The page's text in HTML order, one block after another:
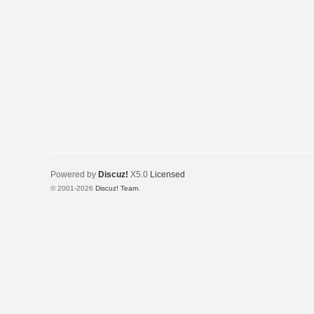
Powered by Discuz! X5.0 Licensed
© 2001-2026 Discuz! Team